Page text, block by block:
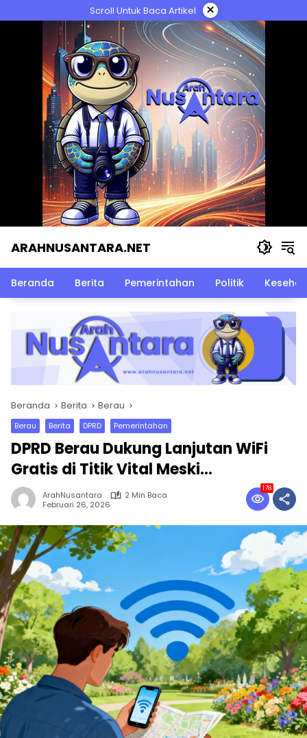
ke
Scroll Untuk Baca Artikel ×
ARAHNUSANTARA.NET
Beranda Berita Pemerintahan Politik
Beranda Berita Berau
Berau Berita DPRD Pemerintahan
DPRD Berau Dukung Lanjutan WiFi
Gratis di Titik Vital Meski…
ArahNusantara
2 Min Baca
Februari 26, 2026
178